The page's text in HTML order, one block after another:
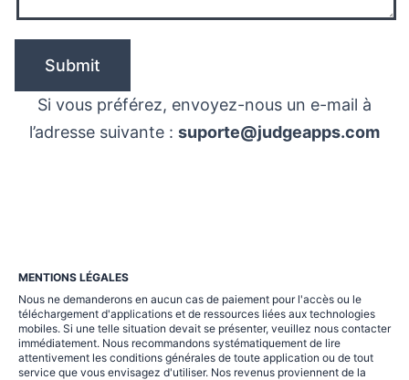
Si vous préférez, envoyez-nous un e-mail à
l’adresse suivante : suporte@judgeapps.com
MENTIONS LÉGALES
Nous ne demanderons en aucun cas de paiement pour l'accès ou le
téléchargement d'applications et de ressources liées aux technologies
mobiles. Si une telle situation devait se présenter, veuillez nous contacter
immédiatement. Nous recommandons systématiquement de lire
attentivement les conditions générales de toute application ou de tout
service que vous envisagez d'utiliser. Nos revenus proviennent de la